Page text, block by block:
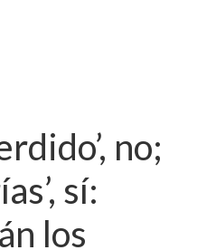
no;
sí:
los